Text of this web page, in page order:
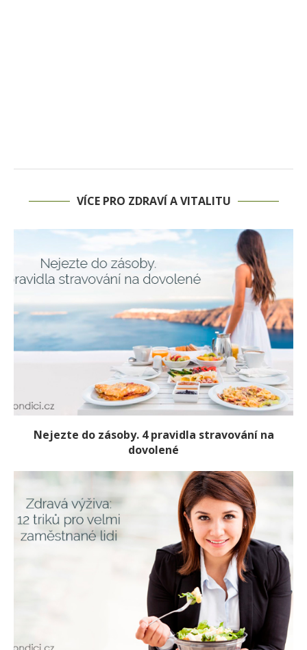
VÍCE PRO ZDRAVÍ A VITALITU
Nejezte do zásoby. 4 pravidla stravování na
dovolené